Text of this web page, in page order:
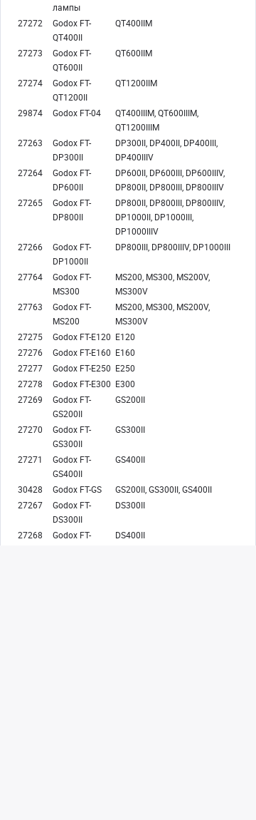
лампы
27272
Godox FT-
QT400II
QT400IIM
27273
Godox FT-
QT600II
QT600IIM
27274
Godox FT-
QT1200II
QT1200IIM
29874 Godox FT-04
QT400IIIM, QT600IIIM,
QT1200IIIM
27263
Godox FT-
DP300II
DP300II, DP400II, DP400III,
DP400IIIV
27264
Godox FT-
DP600II
DP600II, DP600III, DP600IIIV,
DP800II, DP800III, DP800IIIV
27265
Godox FT-
DP800II
DP800II, DP800III, DP800IIIV,
DP1000II, DP1000III,
DP1000IIIV
27266
Godox FT-
DP1000II
DP800III, DP800IIIV, DP1000III
27764
Godox FT-
MS300
MS200, MS300, MS200V,
MS300V
27763
Godox FT-
MS200
MS200, MS300, MS200V,
MS300V
27275
Godox FT-E120 E120
27276
Godox FT-E160 E160
27277
Godox FT-E250 E250
27278
Godox FT-E300 E300
27269
Godox FT-
GS200II
GS200II
27270
Godox FT-
GS300II
GS300II
27271
Godox FT-
GS400II
GS400II
30428 Godox FT-GS
GS200II, GS300II, GS400II
27267
Godox FT-
DS300II
DS300II
27268
Godox FT-
DS400II